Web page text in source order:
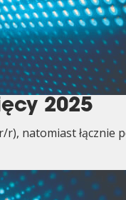
2025
natomiast łącznie